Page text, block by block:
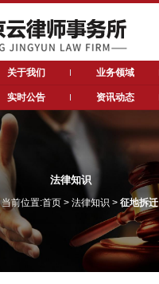
关于我们 业务领域
实时公告 资讯动态
法律知识
当前位置:首页> 法律知识 > 征地拆迁